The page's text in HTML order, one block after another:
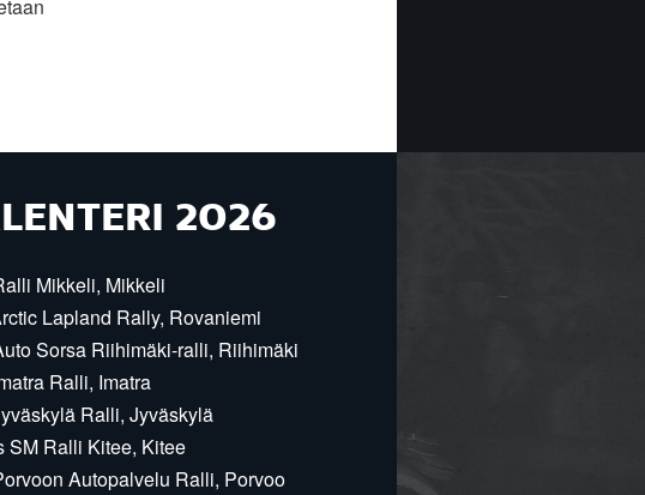
2026
Mikkeli, Mikkeli
Lapland Rally, Rovaniemi
Sorsa Riihimäki-ralli, Riihimäki
Ralli, Imatra
Ralli, Jyväskylä
SM Ralli Kitee, Kitee
Autopalvelu Ralli, Porvoo